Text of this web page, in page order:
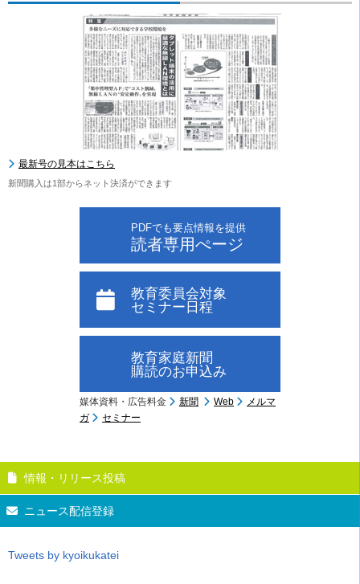
最新号の見本はこちら
新聞購入は1部からネット決済ができます
PDFでも要点情報を提供
読者専用ぺージ
教育委員会対象
セミナー日程
教育家庭新聞
購読のお申込み
媒体資料・広告料金 新聞 Web
メルマ
ガ
セミナー
情報・リリース投稿
ニュース配信登録
Tweets by kyoikukatei